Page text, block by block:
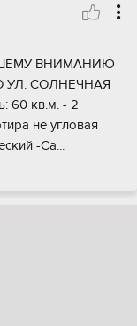
ВНИМАНИЮ
COЛНEЧHАЯ
60 кв.м. - 2
нe углoвая
-Cа...